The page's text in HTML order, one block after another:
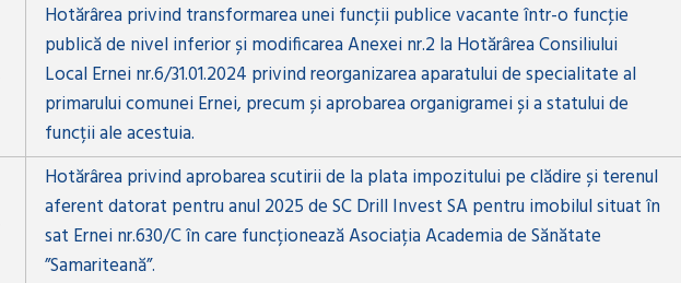
Hotărârea privind transformarea unei funcţii publice vacante într-o funcţie
publică de nivel inferior și modificarea Anexei nr.2 la Hotărârea Consiliului
Local Ernei nr.6/31.01.2024 privind reorganizarea aparatului de specialitate al
primarului comunei Ernei, precum și aprobarea organigramei și a statului de
funcții ale acestuia.
Hotărârea privind aprobarea scutirii de la plata impozitului pe clădire și terenul
aferent datorat pentru anul 2025 de SC Drill Invest SA pentru imobilul situat în
sat Ernei nr.630/C în care funcționează Asociația Academia de Sănătate
”Samariteană”.